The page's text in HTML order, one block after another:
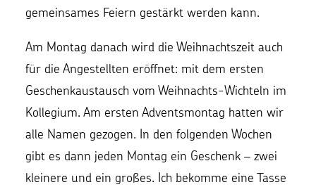
gemeinsames Feiern gestärkt werden kann.
Am Montag danach wird die Weihnachtszeit auch
für die Angestellten eröffnet: mit dem ersten
Geschenkaustausch vom Weihnachts-Wichteln im
Kollegium. Am ersten Adventsmontag hatten wir
alle Namen gezogen. In den folgenden Wochen
gibt es dann jeden Montag ein Geschenk – zwei
kleinere und ein großes. Ich bekomme eine Tasse